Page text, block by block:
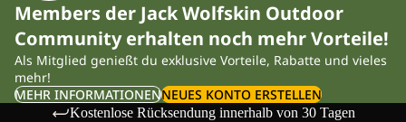
Members der Jack Wolfskin Outdoor
Community erhalten noch mehr Vorteile!
Als Mitglied genießt du exklusive Vorteile, Rabatte und vieles
mehr!
MEHR INFORMATIONENNEUES KONTO ERSTELLEN
Kostenlose Rücksendung innerhalb von 30 Tagen